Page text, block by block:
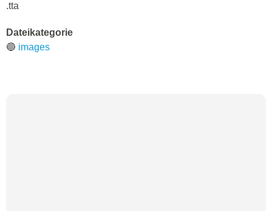
.tta
Dateikategorie
🔵 images